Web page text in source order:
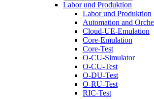
Labor und Produktion
Labor und Produktion
Automation and
Cloud-UE-Emulation
Core-Emulation
Core-Test
O-CU-Simulator
O-CU-Test
O-DU-Test
O-RU-Test
RIC-Test